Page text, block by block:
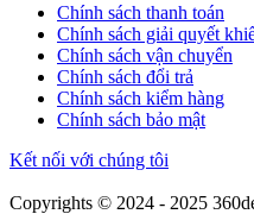
Chính sách thanh toán
Chính sách giải quyết
Chính sách vận chuyển
Chính sách đổi trả
Chính sách kiểm hàng
Chính sách bảo mật
Kết nối với chúng tôi
Copyrights © 2024 - 2025